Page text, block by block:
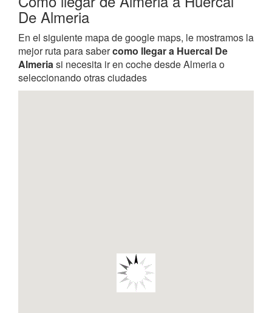
De Almeria
En el siguiente mapa de google maps, le mostramos la
mejor ruta para sabercomo llegar a Huercal De
Almeriasi necesita ir en coche desde Almeria o
seleccionando otras ciudades